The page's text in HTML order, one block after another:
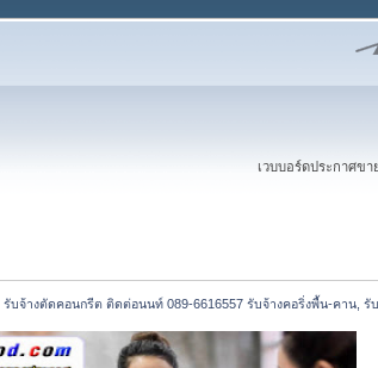
เวบบอร์ดประกาศข
รับจ้างตัดคอนกรีต ติดต่อนนท์ 089-6616557 รับจ้างคอริ่งพื้น-คาน,